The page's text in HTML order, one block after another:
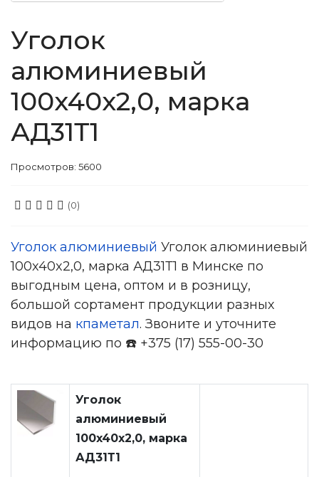
Уголок
алюминиевый
100x40x2,0, марка
АД31Т1
Просмотров: 5600
(0)
Уголок алюминиевый Уголок алюминиевый
100x40x2,0, марка АД31Т1 в Минске по
выгодным цена, оптом и в розницу,
большой сортамент продукции разных
видов на кпаметал. Звоните и уточните
информацию по ☎️ +375 (17) 555-00-30
Уголок
алюминиевый
100x40x2,0, марка
АД31Т1